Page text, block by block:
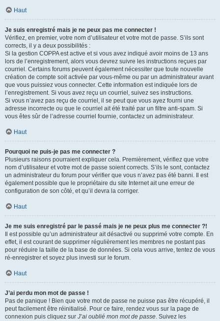
Haut
Je suis enregistré mais je ne peux pas me connecter !
Vérifiez, en premier, votre nom d’utilisateur et votre mot de passe. S’ils sont
corrects, il y a deux possibilités :
Si la gestion COPPA est active et si vous avez indiqué avoir moins de 13 ans
lors de l’enregistrement, alors vous devrez suivre les instructions reçues par
courriel. Certains forums peuvent également nécessiter que toute nouvelle
création de compte soit activée par vous-même ou par un administrateur avant
que vous puissiez vous connecter. Cette information est indiquée lors de
l’enregistrement. Si vous avez reçu un courriel, suivez ses instructions.
Si vous n’avez pas reçu de courriel, il se peut que vous ayez fourni une
adresse incorrecte ou que le courriel ait été traité par un filtre anti-spam. Si
vous êtes sûr de l’adresse courriel fournie, contactez un administrateur.
Haut
Pourquoi ne puis-je pas me connecter ?
Plusieurs raisons pourraient expliquer cela. Premièrement, vérifiez que votre
nom d’utilisateur et votre mot de passe soient corrects. S’ils le sont, contactez
un administrateur du forum pour vérifier que vous n’avez pas été banni. Il est
également possible que le propriétaire du site Internet ait une erreur de
configuration de son côté, et qu’il devra la corriger.
Haut
Je me suis enregistré par le passé mais je ne peux plus me connecter ?!
Il est possible qu’un administrateur ait désactivé ou supprimé votre compte. En
effet, il est courant de supprimer régulièrement les membres ne postant pas
pour réduire la taille de la base de données. Si cela vous arrive, tentez de vous
ré-enregistrer et soyez plus investi sur le forum.
Haut
J’ai perdu mon mot de passe !
Pas de panique ! Bien que votre mot de passe ne puisse pas être récupéré, il
peut facilement être réinitialisé. Pour ce faire, rendez vous sur la page de
connexion puis cliquez sur J’ai oublié mon mot de passe. Suivez les